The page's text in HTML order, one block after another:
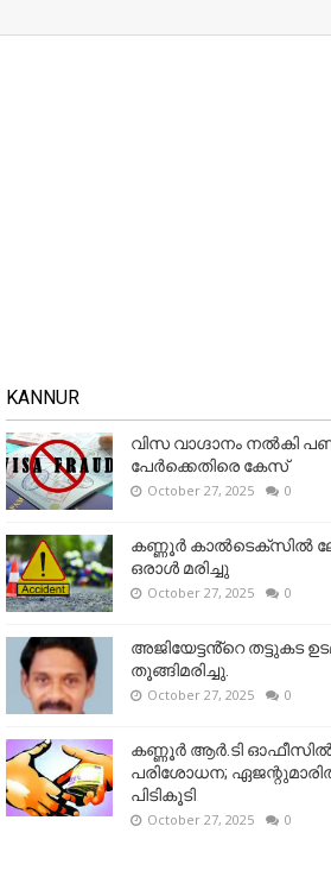
KANNUR
വിസ വാഗ്ദാനം നൽകി
പേർക്കെതിരെ കേസ്
October 27, 2025 0
കണ്ണൂര്‍ കാല്‍ടെക്‌സില്‍
ഒരാള്‍ മരിച്ചു
October 27, 2025 0
അജിയേട്ടൻ്റെ തട്ടുകട
തൂങ്ങിമരിച്ചു.
October 27, 2025 0
കണ്ണൂര്‍ ആര്‍.ടി ഓഫീസില്‍
പരിശോധന;
പിടികൂടി
October 27, 2025 0